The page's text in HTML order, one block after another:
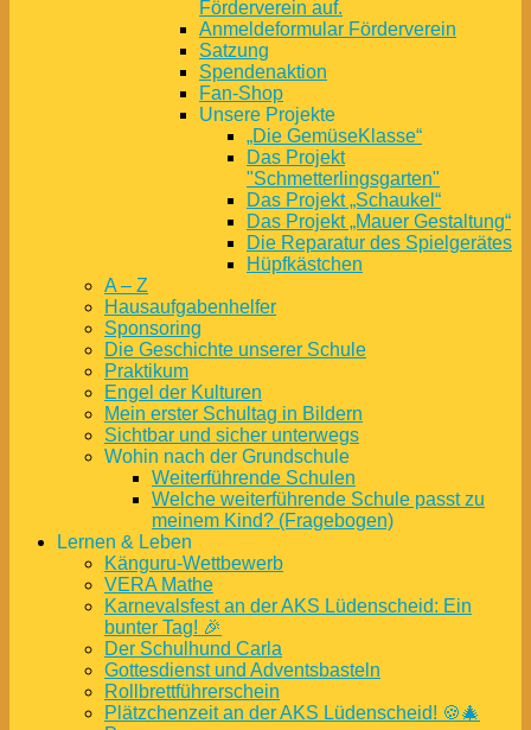
Förderverein auf.
Anmeldeformular Förderverein
Satzung
Spendenaktion
Fan-Shop
Unsere Projekte
„Die GemüseKlasse“
Das Projekt
"Schmetterlingsgarten"
Das Projekt „Schaukel“
Das Projekt „Mauer Gestaltung“
Die Reparatur des Spielgerätes
Hüpfkästchen
A – Z
Hausaufgabenhelfer
Sponsoring
Die Geschichte unserer Schule
Praktikum
Engel der Kulturen
Mein erster Schultag in Bildern
Sichtbar und sicher unterwegs
Wohin nach der Grundschule
Weiterführende Schulen
Welche weiterführende Schule passt zu
meinem Kind? (Fragebogen)
Lernen & Leben
Känguru-Wettbewerb
VERA Mathe
Karnevalsfest an der AKS Lüdenscheid: Ein
bunter Tag! 🎉
Der Schulhund Carla
Gottesdienst und Adventsbasteln
Rollbrettführerschein
Plätzchenzeit an der AKS Lüdenscheid! 🍪🎄